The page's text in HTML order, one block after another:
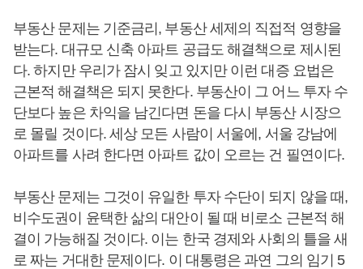
부동산 문제는 기준금리, 부동산 세제의 직접적 영향을
받는다. 대규모 신축 아파트 공급도 해결책으로 제시된
다. 하지만 우리가 잠시 잊고 있지만 이런 대증 요법은
근본적 해결책은 되지 못한다. 부동산이 그 어느 투자 수
단보다 높은 차익을 남긴다면 돈을 다시 부동산 시장으
로 몰릴 것이다. 세상 모든 사람이 서울에, 서울 강남에
아파트를 사려 한다면 아파트 값이 오르는 건 필연이다.
부동산 문제는 그것이 유일한 투자 수단이 되지 않을 때,
비수도권이 윤택한 삶의 대안이 될 때 비로소 근본적 해
결이 가능해질 것이다. 이는 한국 경제와 사회의 틀을 새
로 짜는 거대한 문제이다. 이 대통령은 과연 그의 임기 5